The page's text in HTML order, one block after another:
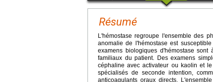
Résumé
L'hémostase regroupe l'ensemble des
anomalie de l'hémostase est
examens biologiques d'hémostase
familiaux du patient. Des examens
céphaline avec activateur ou kaolin et
spécialisés de seconde intention,
anticoagulants oraux directs.